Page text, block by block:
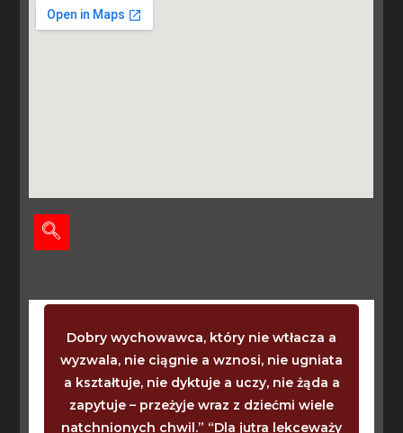
Dobry wychowawca, który nie wtłacza a
wyzwala, nie ciągnie a wznosi, nie ugniata
a kształtuje, nie dyktuje a uczy, nie żąda a
zapytuje – przeżyje wraz z dziećmi wiele
natchnionych chwil.” “Dla jutra lekceważy